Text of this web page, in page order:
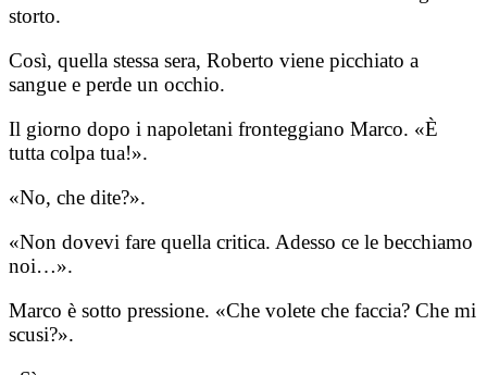
storto.
Così, quella stessa sera, Roberto viene picchiato a
sangue e perde un occhio.
Il giorno dopo i napoletani fronteggiano Marco. «È
tutta colpa tua!».
«No, che dite?».
«Non dovevi fare quella critica. Adesso ce le becchiamo
noi…».
Marco è sotto pressione. «Che volete che faccia? Che mi
scusi?».